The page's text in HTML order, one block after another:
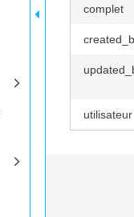
complet
utilisateur